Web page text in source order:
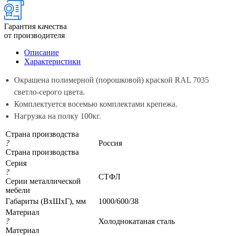
Гарантия качества
от производителя
Описание
Характеристики
Окрашена полимерной (порошковой) краской RAL 7035
светло-серого цвета.
Комплектуется восемью комплектами крепежа.
Нагрузка на полку 100кг.
Страна производства
?
Страна производства
Россия
Серия
?
Серии металлической
мебели
СТФЛ
Габариты (ВхШхГ), мм
1000/600/38
Материал
?
Материал
Холоднокатаная сталь